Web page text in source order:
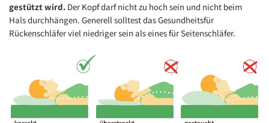
gestützt wird. Der Kopf darf nicht zu hoch sein und nicht beim
Hals durchhängen. Generell solltest das Gesundheitsfür
Rückenschläfer viel niedriger sein als eines für Seitenschläfer.